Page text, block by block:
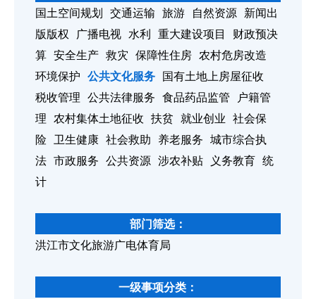
国土空间规划 交通运输 旅游 自然资源 新闻出
版版权 广播电视 水利 重大建设项目
财政预决
算 安全生产 救灾 保障性住房 农村危房改造
环境保护 公共文化服务 国有土地上房屋征收
税收管理 公共法律服务 食品药品监管
户籍管
理 农村集体土地征收 扶贫 就业创业 社会保
险 卫生健康 社会救助 养老服务 城市综合执
法 市政服务 公共资源 涉农补贴 义务教育 统
计
部门筛选：
洪江市文化旅游广电体育局
一级事项分类：